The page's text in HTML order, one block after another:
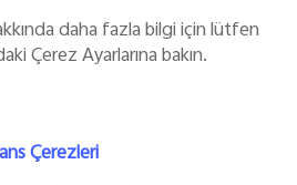
daha fazla bilgi için lütfen
Çerez Ayarlarına bakın.
Çerezleri